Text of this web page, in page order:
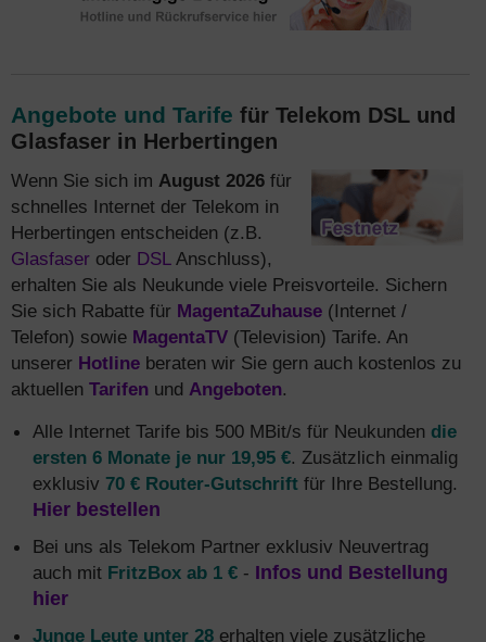
Angebote und Tarife für Telekom DSL und
Glasfaser in Herbertingen
Wenn Sie sich im August 2026 für
schnelles Internet der Telekom in
Herbertingen entscheiden (z.B.
Glasfaser oder DSL Anschluss),
erhalten Sie als Neukunde viele Preisvorteile. Sichern
Sie sich Rabatte für MagentaZuhause (Internet /
Telefon) sowie MagentaTV (Television) Tarife. An
unserer Hotline beraten wir Sie gern auch kostenlos zu
aktuellen Tarifen und Angeboten.
Alle Internet Tarife bis 500 MBit/s für Neukunden die
ersten 6 Monate je nur 19,95 €. Zusätzlich einmalig
exklusiv 70 € Router-Gutschrift für Ihre Bestellung.
Hier bestellen
Bei uns als Telekom Partner exklusiv Neuvertrag
auch mit FritzBox ab 1 € - Infos und Bestellung
hier
Junge Leute unter 28 erhalten viele zusätzliche